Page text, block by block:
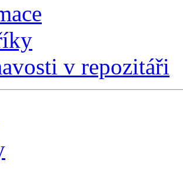
v repozitáři